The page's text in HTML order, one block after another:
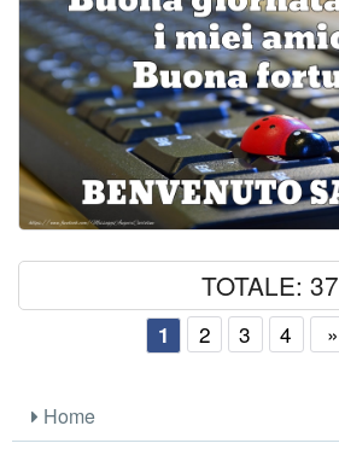
TOTALE: 37
1 2 3 4 »
Home